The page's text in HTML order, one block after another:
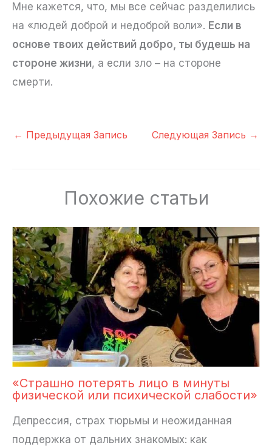
Мне кажется, что, мы все сейчас разделились
на «людей доброй и недоброй воли». Если в
основе твоих действий добро, ты будешь на
стороне жизни, а если зло – на стороне
смерти.
← Предыдущая Запись Следующая Запись →
Похожие статьи
«Страшно потерять лицо в минуты
физической или психической слабости»
Депрессия, страх тюрьмы и неожиданная
поддержка от дальних знакомых: как